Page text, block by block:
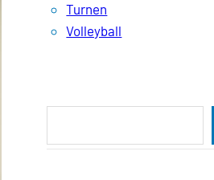
Turnen
Volleyball
u